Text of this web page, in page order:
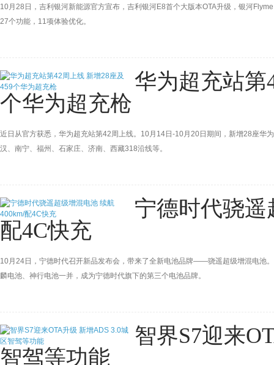
10月28日，吉利银河新能源官方宣布，吉利银河E8首个大版本OTA升级，银河
27个功能，11项体验优化。
华为超充站第
个华为超充枪
近日从官方获悉，华为超充站第42周上线。10月14日-10月20日期间，新增28座华
汉、南宁、福州、石家庄、济南、西藏318沿线等。
宁德时代骁遥
配4C快充
10月24日，宁德时代召开新品发布会，带来了全新电池品牌——骁遥超级增混电池
麟电池、神行电池一并，成为宁德时代旗下的第三个电池品牌。
智界S7迎来
智驾等功能